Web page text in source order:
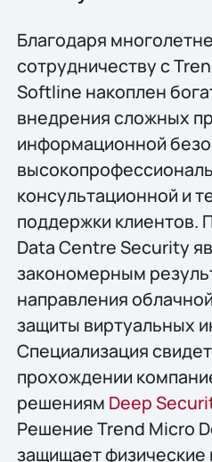
Благодаря
сотрудничеству с
Softline накоплен
внедрения сложных
информационной
консультационной и
поддержки клиентов.
Data Centre Security
закономерным
направления
защиты виртуальных
Специализация
прохождении
решениям Deep
Решение Trend Micro
защищает физические